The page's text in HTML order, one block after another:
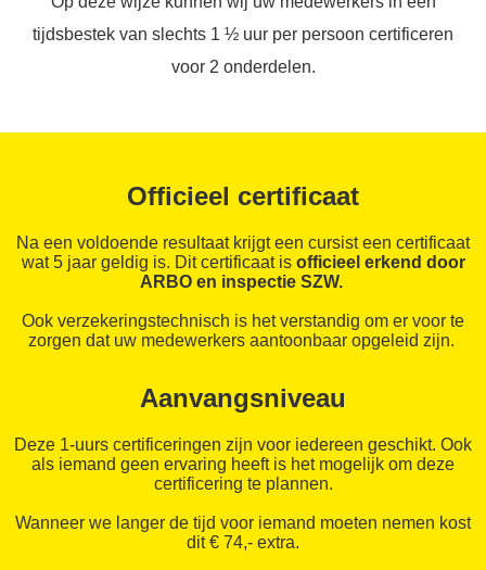
tijdsbestek van slechts 1 ½ uur per persoon certificeren
voor 2 onderdelen.
Officieel certificaat
Na een voldoende resultaat krijgt een cursist een certificaat
wat 5 jaar geldig is. Dit certificaat is officieel erkend door
ARBO en inspectie SZW.
Ook verzekeringstechnisch is het verstandig om er voor te
zorgen dat uw medewerkers aantoonbaar opgeleid zijn.
Aanvangsniveau
Deze 1-uurs certificeringen zijn voor iedereen geschikt. Ook
als iemand geen ervaring heeft is het mogelijk om deze
certificering te plannen.
Wanneer we langer de tijd voor iemand moeten nemen kost
dit € 74,- extra.